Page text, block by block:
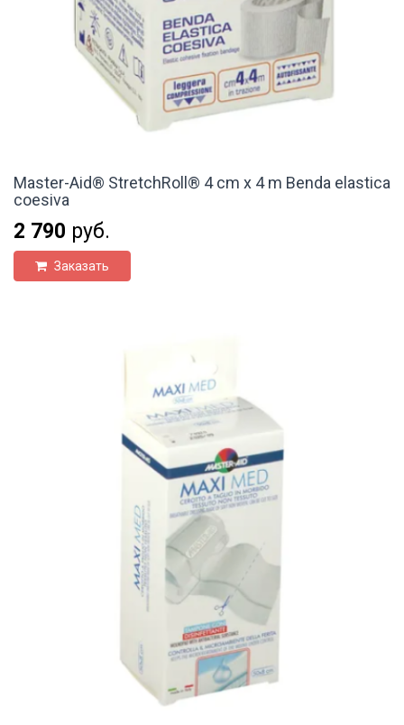
Master-Aid® StretchRoll® 4 cm x 4 m Benda elastica
coesiva
2 790 руб.
Заказать